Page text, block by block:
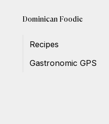
Dominican Foodie
Recipes
Gastronomic GPS